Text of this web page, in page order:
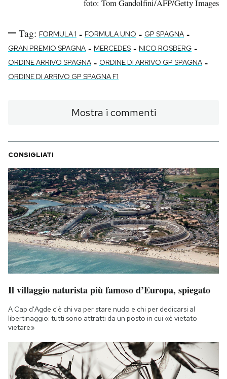
foto: Tom Gandolfini/AFP/Getty Images
Tag: FORMULA 1 - FORMULA UNO - GP SPAGNA -
GRAN PREMIO SPAGNA - MERCEDES - NICO ROSBERG -
ORDINE ARRIVO SPAGNA - ORDINE DI ARRIVO GP SPAGNA -
ORDINE DI ARRIVO GP SPAGNA F1
Mostra i commenti
CONSIGLIATI
Il villaggio naturista più famoso d’Europa, spiegato
A Cap d'Agde c'è chi va per stare nudo e chi per dedicarsi al
libertinaggio: tutti sono attratti da un posto in cui «è vietato
vietare»